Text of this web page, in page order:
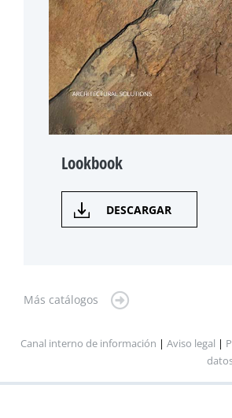
Lookbook
DESCARGAR
Más catálogos
Canal interno de información | Aviso legal |